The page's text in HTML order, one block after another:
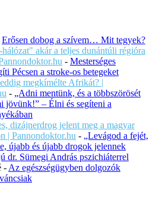
Erősen dobog a szívem… Mit tegyek?
akár a teljes dunántúli régióra
- Mesterséges
Pécsen a stroke-os betegeket
megkímélte Afrikát? |
- „Adni mentünk, és a többszörösét
jövünk!” – Élni és segíteni a
dizájnerdrog jelent meg a magyar
| Pannondoktor.hu - „Levágod a fejét,
újabb és újabb drogok jelennek
dr. Sümegi András pszichiáterrel
- Az egészségügyben dolgozók